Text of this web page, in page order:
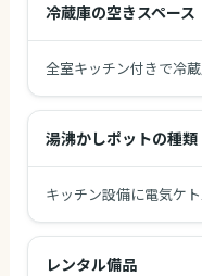
冷蔵庫の空きスペース
全室キッチン付きで冷
湯沸かしポットの種類
キッチン設備に電気ケ
レンタル備品